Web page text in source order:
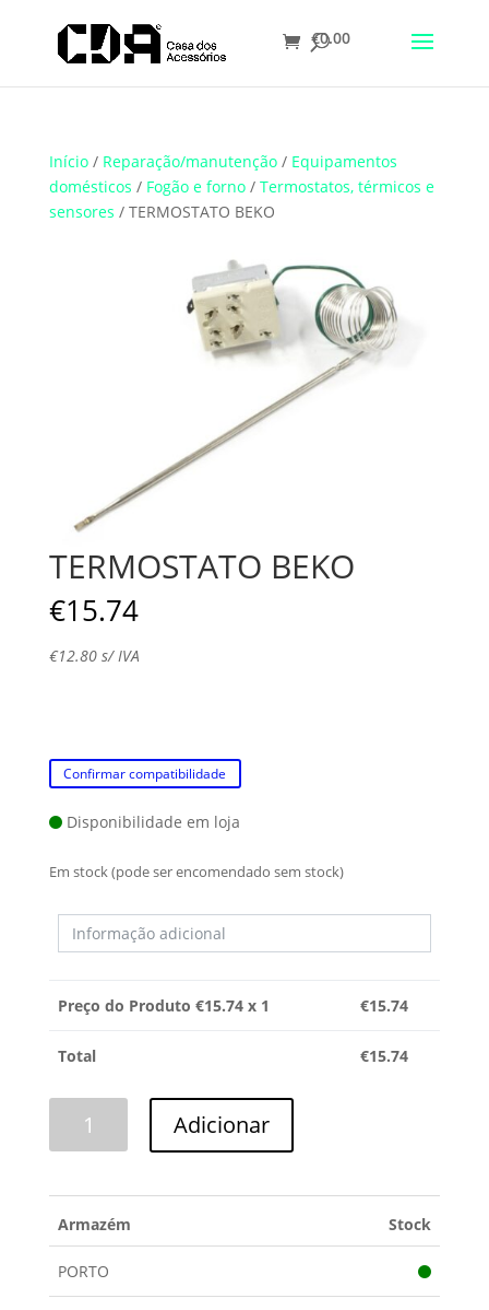
Translate
€0.00
Início/ Reparação/manutenção/ Equipamentos
domésticos / Fogão e forno/ Termostatos, térmicos e
sensores / TERMOSTATO BEKO
TERMOSTATO BEKO
€15.74
€12.80s/ IVA
Confirmar compatibilidade
Disponibilidade em loja
Em stock (pode ser encomendado sem stock)
Preço do Produto €15.74 x 1 €15.74
Total €15.74
Adicionar
Armazém Stock
PORTO